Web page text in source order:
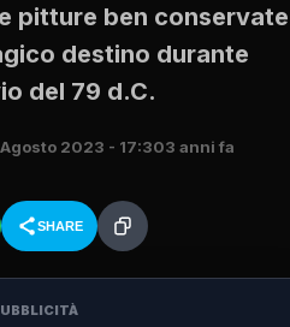
pitture ben conservate
destino durante
del 79 d.C.
2023 - 17:303 anni fa
SHARE